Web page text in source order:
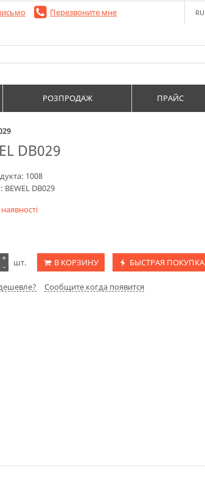
DB029
1008
BEWEL DB029
+
-
шт. В КОРЗИНУ БЫСТРАЯ ПОКУПКА
Сообщите когда появится
Перезвоните мне RU
РОЗПРОДАЖ ПРАЙС